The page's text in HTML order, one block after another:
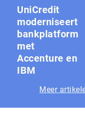
UniCredit
moderniseert
bankplatform
met
Accenture en
IBM
Meer